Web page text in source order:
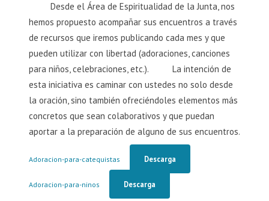
Desde el Área de Espiritualidad de la Junta, nos
hemos propuesto acompañar sus encuentros a través
de recursos que iremos publicando cada mes y que
pueden utilizar con libertad (adoraciones, canciones
para niños, celebraciones, etc.). La intención de
esta iniciativa es caminar con ustedes no solo desde
la oración, sino también ofreciéndoles elementos más
concretos que sean colaborativos y que puedan
aportar a la preparación de alguno de sus encuentros.
Adoracion-para-catequistas Descarga
Adoracion-para-ninos Descarga